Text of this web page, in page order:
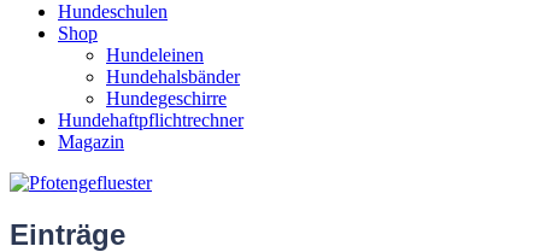
Hundeschulen
Shop
Hundeleinen
Hundehalsbänder
Hundegeschirre
Hundehaftpflichtrechner
Magazin
Einträge